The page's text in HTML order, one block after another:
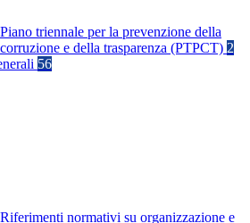
Piano triennale per la prevenzione della
corruzione e della trasparenza (PTPCT) 2
56
Riferimenti normativi su organizzazione e